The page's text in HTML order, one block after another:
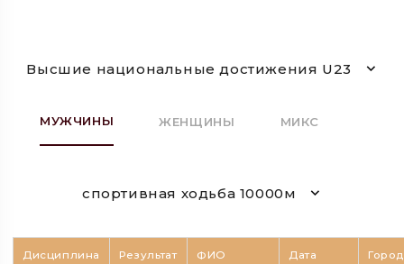
Высшие национальные достижения U23
МУЖЧИНЫ ЖЕНЩИНЫ МИКС
спортивная ходьба 10000м
Дисциплина Результат
ФИО
Дата Город